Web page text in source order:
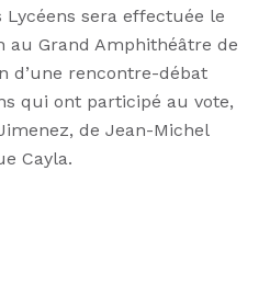
sera effectuée le
au Grand Amphithéâtre de
d’une rencontre-débat
qui ont participé au vote,
de Jean-Michel
Cayla.